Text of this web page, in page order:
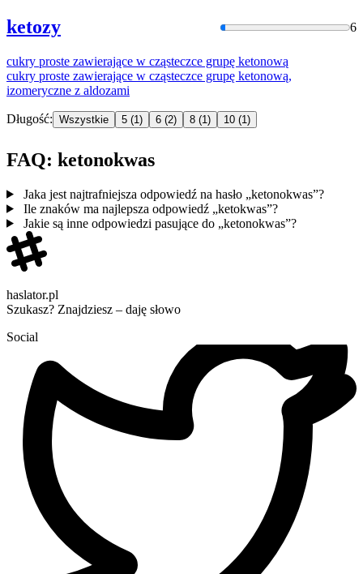
ketozy 6
cukry proste zawierające w cząsteczce grupę ketonową
cukry proste zawierające w cząsteczce grupę ketonową,
izomeryczne z aldozami
Długość: Wszystkie 5 (1) 6 (2) 8 (1) 10 (1)
FAQ: ketonokwas
Jaka jest najtrafniejsza odpowiedź na hasło „ketonokwas”?
Ile znaków ma najlepsza odpowiedź „ketokwas”?
Jakie są inne odpowiedzi pasujące do „ketonokwas”?
haslator.pl
Szukasz? Znajdziesz – daję słowo
Social